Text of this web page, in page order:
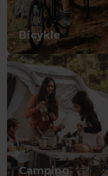
Bicykle
Camping